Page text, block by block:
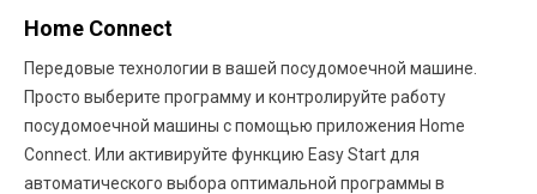
Home Connect
Передовые технологии в вашей посудомоечной машине.
Просто выберите программу и контролируйте работу
посудомоечной машины с помощью приложения Home
Connect. Или активируйте функцию Easy Start для
автоматического выбора оптимальной программы в